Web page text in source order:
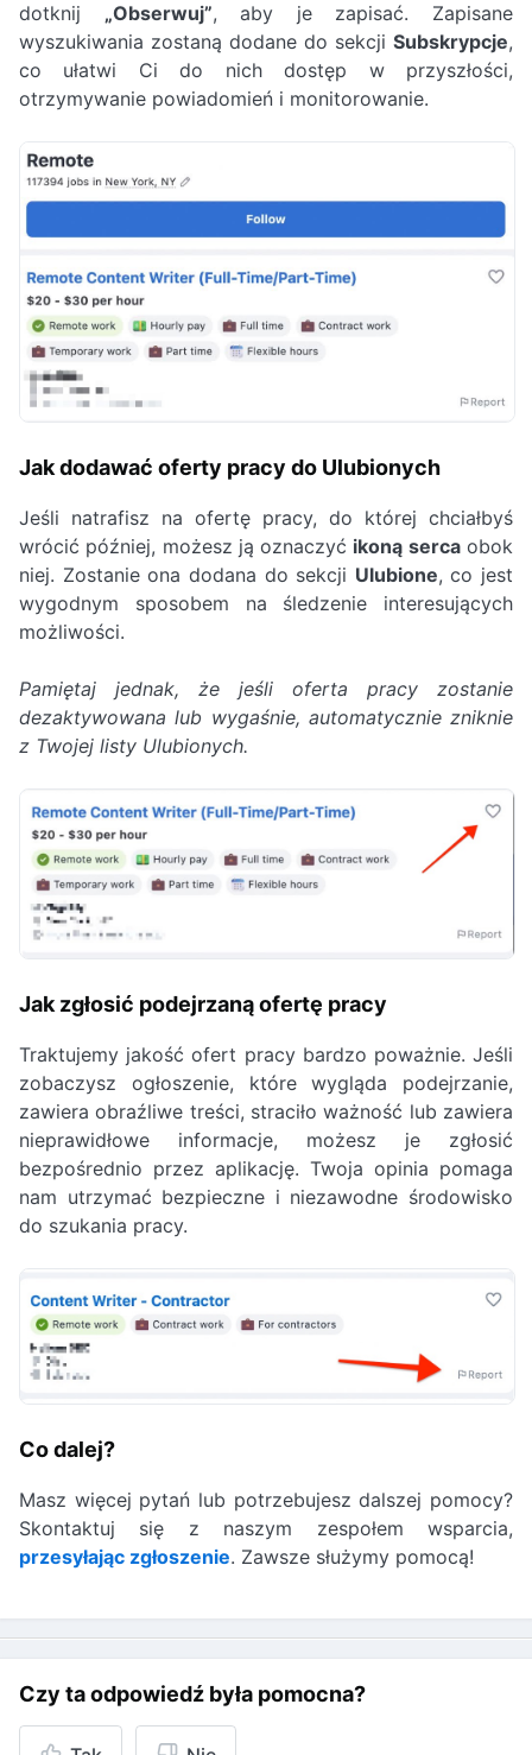
dotknij „Obserwuj”, aby je zapisać. Zapisane
wyszukiwania zostaną dodane do sekcji Subskrypcje,
co ułatwi Ci do nich dostęp w przyszłości,
otrzymywanie powiadomień i monitorowanie.
Jak dodawać oferty pracy do Ulubionych
Jeśli natrafisz na ofertę pracy, do której chciałbyś
wrócić później, możesz ją oznaczyć ikoną sercaobok
niej. Zostanie ona dodana do sekcji Ulubione, co jest
wygodnym sposobem na śledzenie interesujących
możliwości.
Pamiętaj jednak, że jeśli oferta pracy zostanie
dezaktywowana lub wygaśnie, automatycznie zniknie
z Twojej listy Ulubionych.
Jak zgłosić podejrzaną ofertę pracy
Traktujemy jakość ofert pracy bardzo poważnie. Jeśli
zobaczysz ogłoszenie, które wygląda podejrzanie,
zawiera obraźliwe treści, straciło ważność lub zawiera
nieprawidłowe informacje, możesz je zgłosić
bezpośrednio przez aplikację. Twoja opinia pomaga
nam utrzymać bezpieczne i niezawodne środowisko
do szukania pracy.
Co dalej?
Masz więcej pytań lub potrzebujesz dalszej pomocy?
Skontaktuj się z naszym zespołem wsparcia,
przesyłając zgłoszenie. Zawsze służymy pomocą!
Czy ta odpowiedź była pomocna?